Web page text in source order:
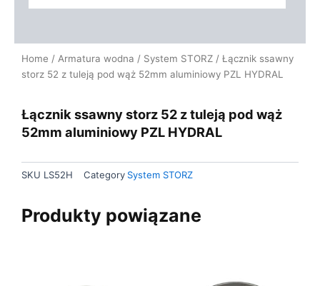
Home / Armatura wodna / System STORZ / Łącznik ssawny
storz 52 z tuleją pod wąż 52mm aluminiowy PZL HYDRAL
Łącznik ssawny storz 52 z tuleją pod wąż
52mm aluminiowy PZL HYDRAL
SKU LS52H Category System STORZ
Produkty powiązane